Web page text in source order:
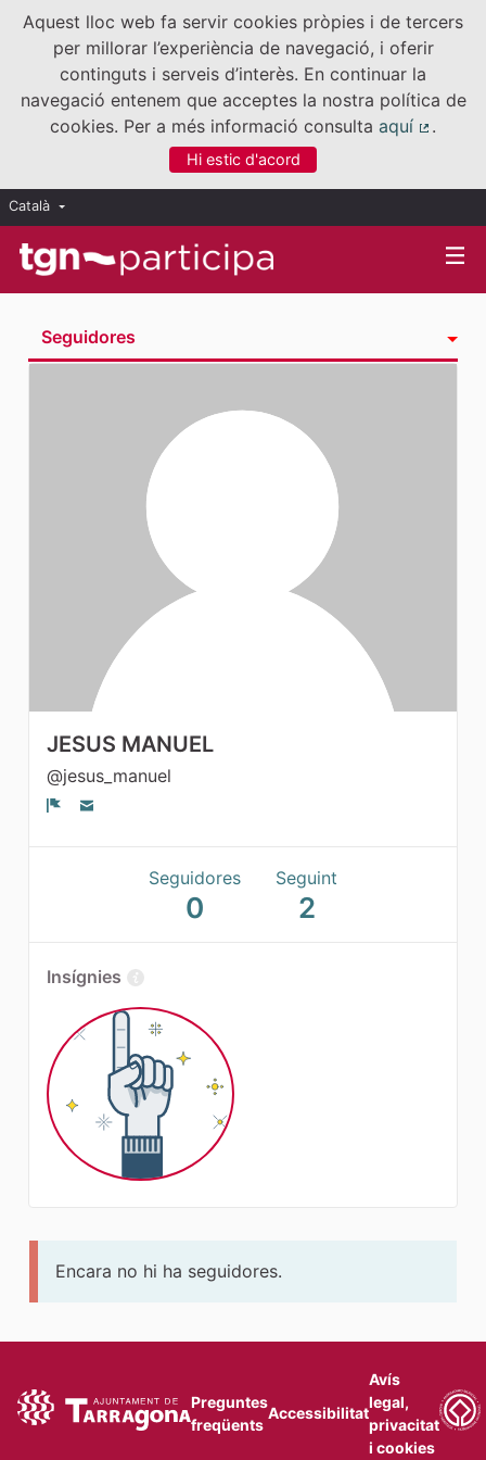
Aquest lloc web fa servir cookies pròpies i de tercers
per millorar l’experiència de navegació, i oferir
continguts i serveis d’interès. En continuar la
navegació entenem que acceptes la nostra política de
cookies. Per a més informació consulta aquí
.
Hi estic d'acord
Català Triar la llengua
Seguidores
JESUS MANUEL
@jesus_manuel
Seguidores
0
Seguint
2
Insígnies
Encara no hi ha seguidores.
Preguntes
freqüents
Accessibilitat
Avís
legal,
privacitat
i cookies